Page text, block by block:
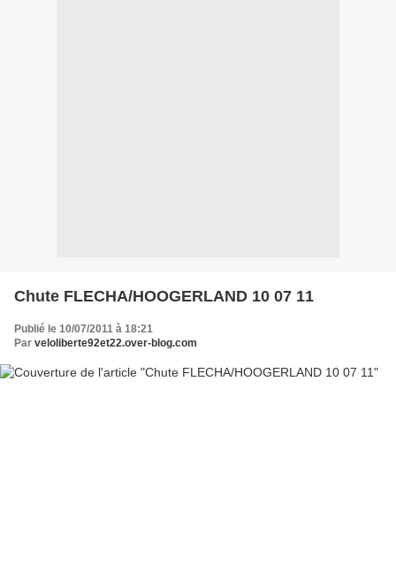
Chute FLECHA/HOOGERLAND 10 07 11
Publié le 10/07/2011 à 18:21
Par veloliberte92et22.over-blog.com